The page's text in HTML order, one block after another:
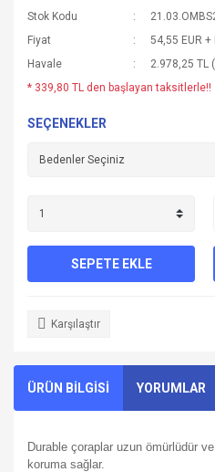
Stok Kodu
Fiyat
54,55 EUR +
Havale
2.978,25 TL
* 339,80 TL den başlayan taksitlerle!!
SEÇENEKLER
SEPETE EKLE
Karşılaştır
ÜRÜN BİLGİSİ YORUMLAR
Durable çoraplar uzun ömürlüdür
koruma sağlar.